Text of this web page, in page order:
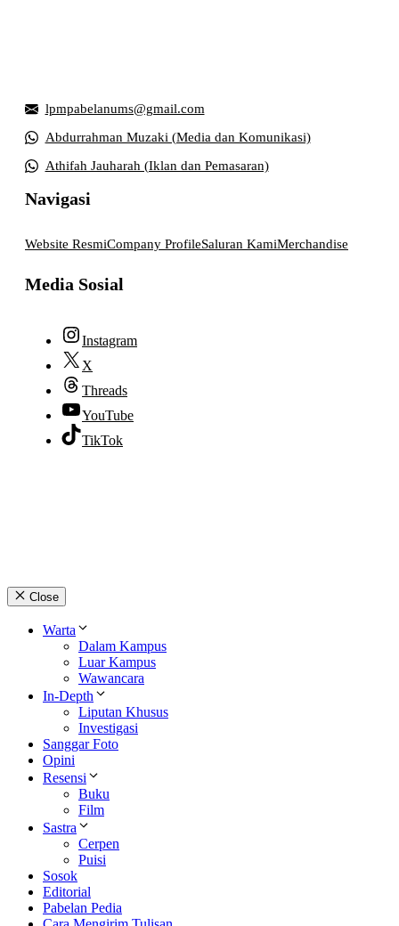
lpmpabelanums@gmail.com
Abdurrahman Muzaki (Media dan Komunikasi)
Athifah Jauharah (Iklan dan Pemasaran)
Navigasi
Website ResmiCompany ProfileSaluran KamiMerchandise
Media Sosial
Instagram
X
Threads
YouTube
TikTok
Close
Warta
Dalam Kampus
Luar Kampus
Wawancara
In-Depth
Liputan Khusus
Investigasi
Sanggar Foto
Opini
Resensi
Buku
Film
Sastra
Cerpen
Puisi
Sosok
Editorial
Pabelan Pedia